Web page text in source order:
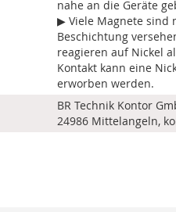
nahe an die Geräte
▶ Viele Magnete sind
Beschichtung
reagieren auf Nickel
Kontakt kann eine
erworben werden.
BR Technik Kontor
24986 Mittelangeln,